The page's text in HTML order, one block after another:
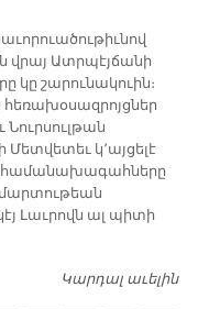
վրայ Ատրպէյճանի
կը շարունակուին։
կ՚այցելէ
համանախագահները
Լաւրովն ալ պիտի
Կարդալ աւելին